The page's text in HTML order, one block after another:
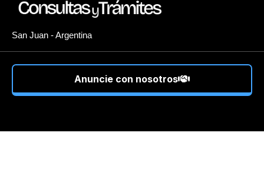
San Juan - Argentina
Anuncie con nosotros